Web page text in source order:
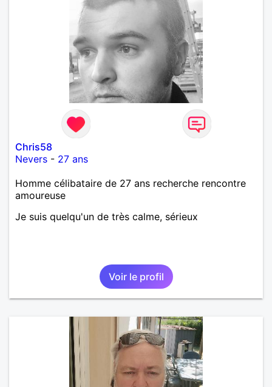
Chris58
Nevers - 27 ans
Homme célibataire de 27 ans recherche rencontre
amoureuse
Je suis quelqu'un de très calme, sérieux
Voir le profil